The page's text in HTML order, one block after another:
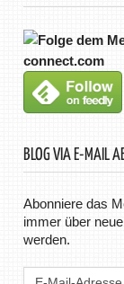
BLOG VIA E-MAIL
Abonniere das
immer über
werden.
E-